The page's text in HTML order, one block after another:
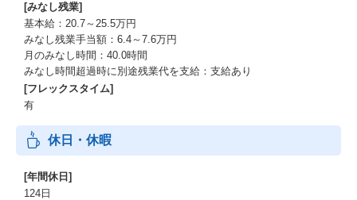
[みなし残業]
基本給：20.7～25.5万円
みなし残業手当額：6.4～7.6万円
月のみなし時間：40.0時間
みなし時間超過時に別途残業代を支給：支給あり
[フレックスタイム]
有
休日・休暇
[年間休日]
124日